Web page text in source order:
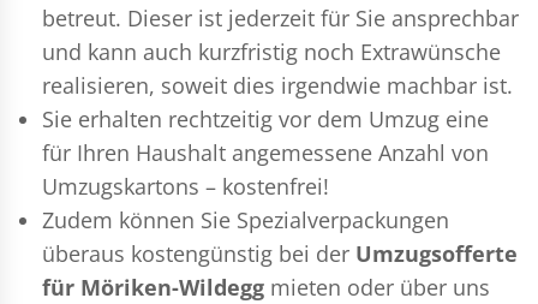
betreut. Dieser ist jederzeit für Sie ansprechbar
und kann auch kurzfristig noch Extrawünsche
realisieren, soweit dies irgendwie machbar ist.
Sie erhalten rechtzeitig vor dem Umzug eine
für Ihren Haushalt angemessene Anzahl von
Umzugskartons – kostenfrei!
Zudem können Sie Spezialverpackungen
überaus kostengünstig bei der Umzugsofferte
für Möriken-Wildegg mieten oder über uns